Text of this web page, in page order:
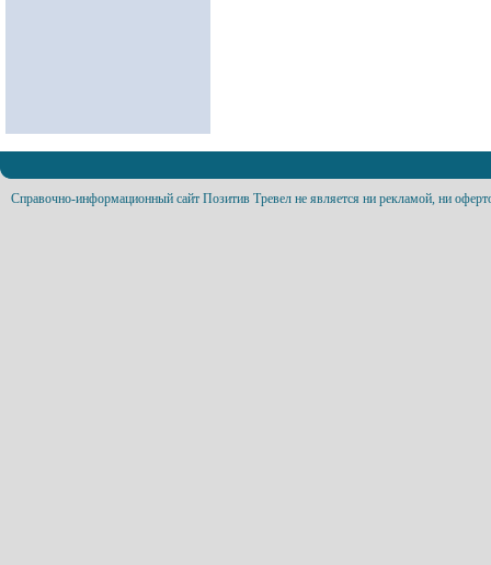
Справочно-информационный сайт Позитив Тревел не является ни рекламой, ни